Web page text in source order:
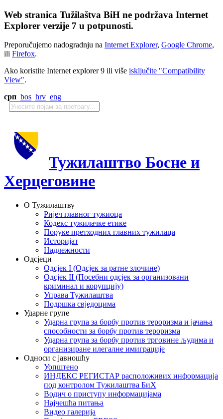
Web stranica Tužilaštva BiH ne podržava Internet
Explorer verzije 7 u potpunosti.
Preporučujemo nadogradnju na Internet Explorer, Google Chrome,
ili Firefox.
Ako koristite Internet explorer 9 ili više isključite "Compatibility
View".
срп bos hrv eng
Тужилаштво Босне и
Херцеговине
О Тужилаштву
Ријеч главног тужиоца
Кодекс тужилачке етике
Поруке претходних главних тужилаца
Историјат
Надлежности
Одсјеци
Одсјек I (Одсјек за ратне злочине)
Одсјек II (Посебни одсјек за организовани
криминал и корупцију)
Управа Тужилаштва
Подршка свједоцима
Ударне групе
Ударна група за борбу против тероризма и јачања
способности за борбу против тероризма
Ударна група за борбу против трговине људима и
организиране илегалне имиграције
Односи с јавношћу
Уопштено
ИНДЕКС РЕГИСТАР расположивих информација
под контролом Тужилаштва БиХ
Водич о приступу информацијама
Најчешћа питања
Видео галерија